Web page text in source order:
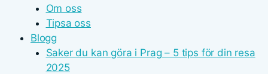
Om oss
Tipsa oss
Blogg
Saker du kan göra i Prag – 5 tips för din resa
2025